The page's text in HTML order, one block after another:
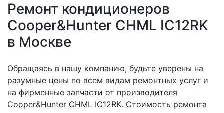
Ремонт кондиционеров
Cooper&Hunter CHML IC12RK
в Москве
Обращаясь в нашу компанию, будьте уверены на
разумные цены по всем видам ремонтных услуг и
на фирменные запчасти от производителя
Cooper&Hunter CHML IC12RK. Стоимость ремонта